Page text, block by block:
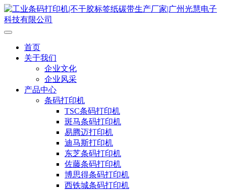
首页
关于我们
企业文化
企业风采
产品中心
条码打印机
TSC条码打印机
斑马条码打印机
易腾迈打印机
迪马斯打印机
东芝条码打印机
佐藤条码打印机
博思得条码打印机
西铁城条码打印机